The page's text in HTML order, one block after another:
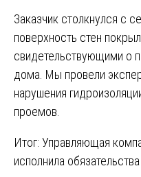
Заказчик столкнулся с
поверхность стен
свидетельствующими о
дома. Мы провели
нарушения
проемов.
Итог: Управляющая
исполнила обязательства